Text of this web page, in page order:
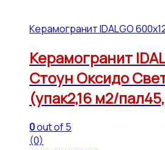
Керамогранит IDALGO
Керамогранит
Стоун Оксидо
(упак2,16 м2/
0out of 5
(0)